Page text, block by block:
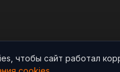
чтобы сайт работал